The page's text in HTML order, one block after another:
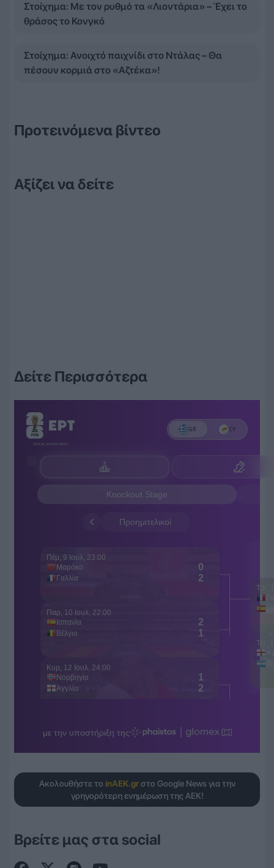
Στοίχημα: Με τον ρυθμό τα «Λιοντάρια» – Έχει το
θράσος το Κονγκό
Στοίχημα: Ανοιχτό παιχνίδι στο Ντάλας – Θα
πέσουν κορμιά στο «Αζτέκα»!
Προτεινόμενα βίντεο
Αξίζει να δείτε
Δείτε Περισσότερα
Ακολουθήστε το inAEK.grστο Google News για την
γρηγορότερη ενημέρωση της ΑΕΚ!
Βρείτε μας στα social